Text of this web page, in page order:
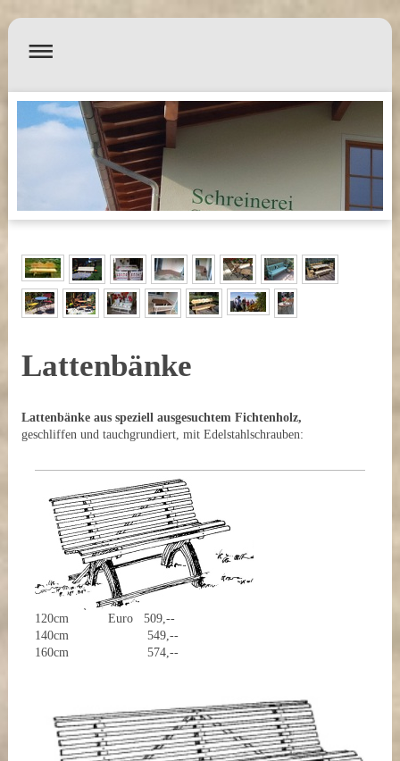
Lattenbänke
Lattenbänke aus speziell ausgesuchtem Fichtenholz,
geschliffen und tauchgrundiert, mit Edelstahlschrauben:
120cm Euro 509,--
140cm 549,--
160cm 574,--